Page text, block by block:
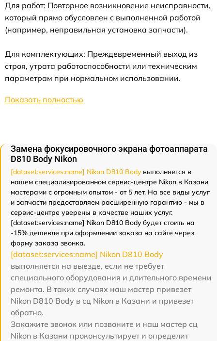
Для работ: Повторное возникновение неисправности,
который прямо обусловлен с выполненной работой
(например, неправильная установка запчасти).
Для комплектующих: Преждевременный выход из
строя, утрата работоспособности или техническим
параметрам при нормальном использовании.
Показать полностью
Замена фокусировочного экрана фотоаппарата
D810 Body Nikon
[dataset:services:name] Nikon D810 Bodyвыполняется в
нашем специализированном сервис-центре Nikon в Казани
мастерами с огромным опытом - от 5 лет. На все виды услуг
и запчасти предоставляем расширенную гарантию - мы в
сервис-центре уверены в качестве наших услуг.
[dataset:services:name] Nikon D810 Body будет стоить на
-15% дешевле при оформлении заказа на сайте через
форму заказа звонка.
[dataset:services:name] Nikon D810 Body
выполняется на выезде, если не требует
специального оборудования и длительного времени
ремонта. В таких случаях наш мастер привезет
Nikon D810 Body в сц Nikon в Казани и привезет
обратно.
Закажите звонок или позвоните и наш мастер сц
Nikon в Казани проконсультирует и определит